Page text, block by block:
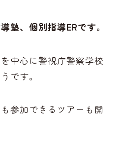
塾、個別指導ERです。
中心に警視庁警察学校
です。
参加できるツアーも開